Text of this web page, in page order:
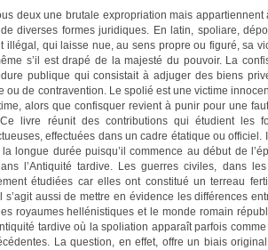
deux une brutale expropriation mais appartiennent
diverses formes juridiques. En latin, spoliare,
illégal, qui laisse nue, au sens propre ou figuré, sa
s’il est drapé de la majesté du pouvoir. La
publique qui consistait à adjuger des biens
ou de contravention. Le spolié est une victime
alors que confisquer revient à punir pour une
livre réunit des contributions qui étudient les
effectuées dans un cadre étatique ou officiel.
longue durée puisqu’il commence au début de
l’Antiquité tardive. Les guerres civiles, dans
étudiées car elles ont constitué un terreau
aussi de mettre en évidence les différences
royaumes hellénistiques et le monde romain
tardive où la spoliation apparaît parfois comme
La question, en effet, offre un biais